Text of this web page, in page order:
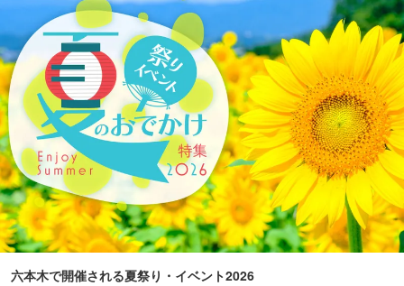
六本木で開催される夏祭り・イベント2026